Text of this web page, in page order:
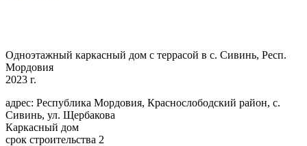
Одноэтажный каркасный дом с террасой в с. Сивинь, Респ.
Мордовия
2023 г.
адрес: Республика Мордовия, Краснослободский район, с.
Сивинь, ул. Щербакова
Каркасный дом
срок строительства 2